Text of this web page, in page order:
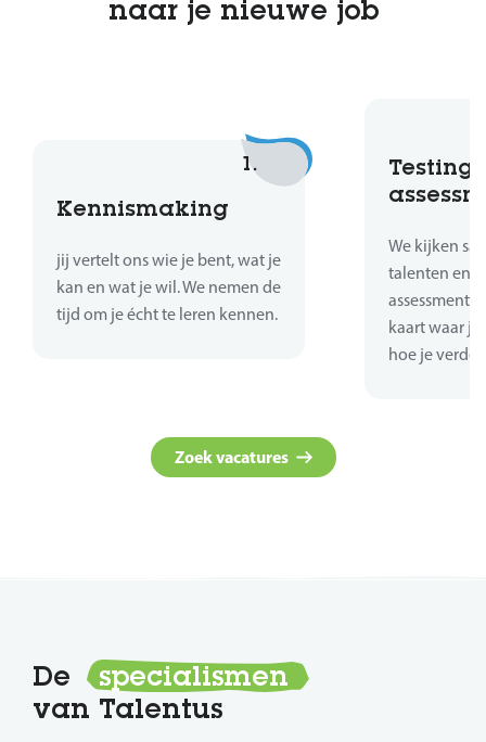
naar je nieuwe job
1.
Kennismaking
jij vertelt ons wie je bent, wat je
kan en wat je wil. We nemen de
tijd om je écht te leren kennen.
Testing
We kijken
talenten en
assessments
kaart waar
hoe je
Zoek vacatures
De
specialismen
van Talentus